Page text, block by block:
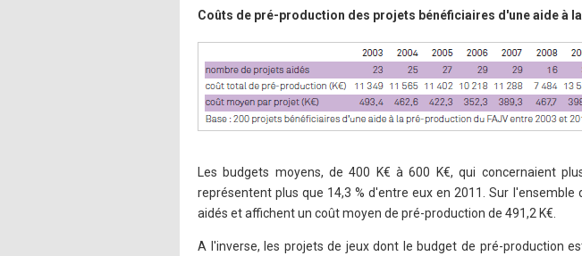
Coûts de pré-production des projets bénéficiaires d'une aide à
Les budgets moyens, de 400 K€ à 600 K€, qui concernaient
représentent plus que 14,3 % d'entre eux en 2011. Sur
aidés et affichent un coût moyen de pré-production de 491,2 K€.
A l'inverse, les projets de jeux dont le budget de pré-production